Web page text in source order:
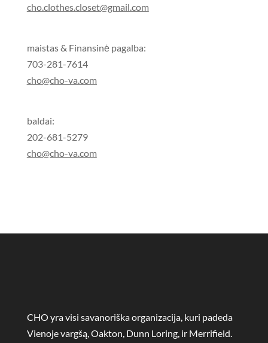
cho.clothes.closet@gmail.com
maistas & Finansinė pagalba:
703-281-7614
cho@cho-va.com
baldai:
202-681-5279
cho@cho-va.com
CHO yra visi savanoriška organizacija, kuri padeda
Vienoje vargšą, Oakton, Dunn Loring, ir Merrifield.